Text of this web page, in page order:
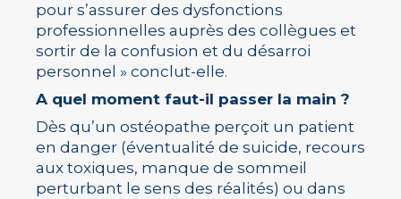
pour s’assurer des dysfonctions
professionnelles auprès des collègues et
sortir de la confusion et du désarroi
personnel » conclut-elle.
A quel moment faut-il passer la main ?
Dès qu’un ostéopathe perçoit un patient
en danger (éventualité de suicide, recours
aux toxiques, manque de sommeil
perturbant le sens des réalités) ou dans